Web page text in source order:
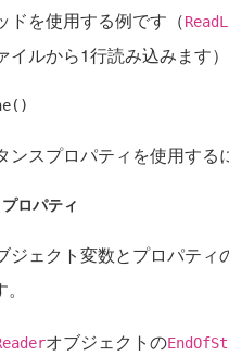
ドを使用する例です（
イルから1行読み込みます）
ンスプロパティを使用する
ロパティ
ェクト変数とプロパティ
オブジェクトの